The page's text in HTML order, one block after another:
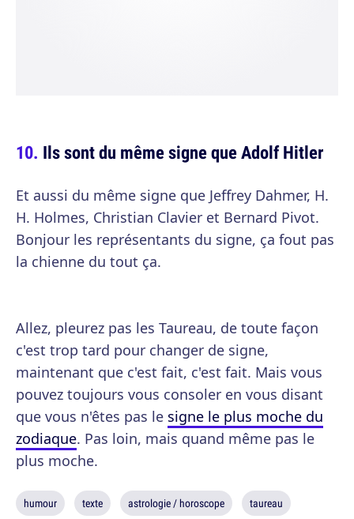
Ils sont du même signe que Adolf Hitler
Et aussi du même signe que Jeffrey Dahmer, H.
H. Holmes, Christian Clavier et Bernard Pivot.
Bonjour les représentants du signe, ça fout pas
la chienne du tout ça.
Allez, pleurez pas les Taureau, de toute façon
c'est trop tard pour changer de signe,
maintenant que c'est fait, c'est fait. Mais vous
pouvez toujours vous consoler en vous disant
que vous n'êtes pas le signe le plus moche du
zodiaque. Pas loin, mais quand même pas le
plus moche.
humour texte astrologie / horoscope taureau